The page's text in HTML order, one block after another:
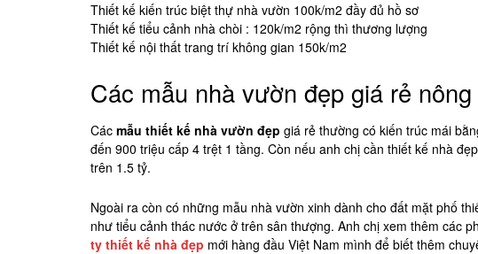
Thiết kế kiến trúc biệt thự nhà vườn 100k/m2 đầy đủ hồ sơ
Thiết kế tiểu cảnh nhà chòi : 120k/m2 rộng thì thương lượng
Thiết kế nội thất trang trí không gian 150k/m2
Các mẫu nhà vườn đẹp giá rẻ
Các mẫu thiết kế nhà vườn đẹp giá rẻ thường có kiến trúc mái
đến 900 triệu cấp 4 trệt 1 tầng. Còn nếu anh chị cần thiết kế nhà
trên 1.5 tỷ.
Ngoài ra còn có những mẫu nhà vườn xinh dành cho đất mặt phố
như tiểu cảnh thác nước ở trên sân thượng. Anh chị xem thêm các
ty thiết kế nhà đẹp mới hàng đầu Việt Nam mình để biết thêm